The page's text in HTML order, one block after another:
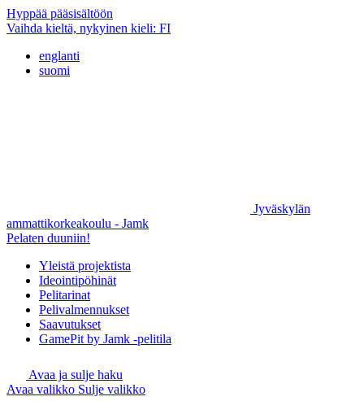
Hyppää pääsisältöön
Vaihda kieltä, nykyinen kieli: FI
englanti
suomi
Jyväskylän
ammattikorkeakoulu - Jamk
Pelaten duuniin!
Yleistä projektista
Ideointipöhinät
Pelitarinat
Pelivalmennukset
Saavutukset
GamePit by Jamk -pelitila
Avaa ja sulje haku
Avaa valikko Sulje valikko